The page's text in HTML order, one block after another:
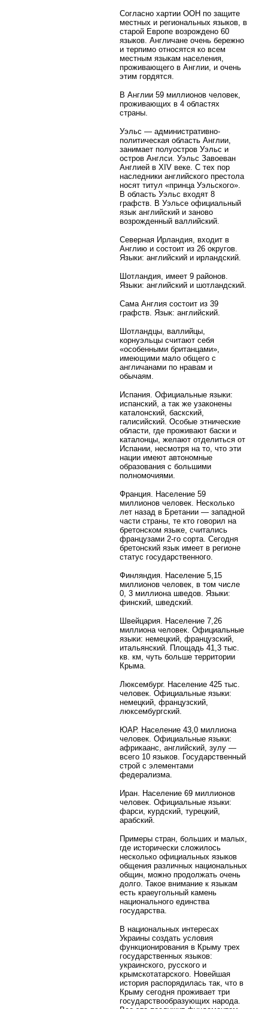
Согласно хартии ООН по защите
местных и региональных языков, в
старой Европе возрождено 60
языков. Англичане очень бережно
и терпимо относятся ко всем
местным языкам населения,
проживающего в Англии, и очень
этим гордятся.
В Англии 59 миллионов человек,
проживающих в 4 областях
страны.
Уэльс — административно-
политическая область Англии,
занимает полуостров Уэльс и
остров Англси. Уэльс Завоеван
Англией в XIV веке. С тех пор
наследники английского престола
носят титул «принца Уэльского».
В область Уэльс входят 8
графств. В Уэльсе официальный
язык английский и заново
возрожденный валлийский.
Северная Ирландия, входит в
Англию и состоит из 26 округов.
Языки: английский и ирландский.
Шотландия, имеет 9 районов.
Языки: английский и шотландский.
Сама Англия состоит из 39
графств. Язык: английский.
Шотландцы, валлийцы,
корнуэльцы считают себя
«особенными британцами»,
имеющими мало общего с
англичанами по нравам и
обычаям.
Испания. Официальные языки:
испанский, а так же узаконены
каталонский, баскский,
галисийский. Особые этнические
области, где проживают баски и
каталонцы, желают отделиться от
Испании, несмотря на то, что эти
нации имеют автономные
образования с большими
полномочиями.
Франция. Население 59
миллионов человек. Несколько
лет назад в Бретании — западной
части страны, те кто говорил на
бретонском языке, считались
французами 2-го сорта. Сегодня
бретонский язык имеет в регионе
статус государственного.
Финляндия. Население 5,15
миллионов человек, в том числе
0, 3 миллиона шведов. Языки:
финский, шведский.
Швейцария. Население 7,26
миллиона человек. Официальные
языки: немецкий, французский,
итальянский. Площадь 41,3 тыс.
кв. км, чуть больше территории
Крыма.
Люксембург. Население 425 тыс.
человек. Официальные языки:
немецкий, французский,
люксембургский.
ЮАР. Население 43,0 миллиона
человек. Официальные языки:
африкаанс, английский, зулу —
всего 10 языков. Государственный
строй с элементами
федерализма.
Иран. Население 69 миллионов
человек. Официальные языки:
фарси, курдский, турецкий,
арабский.
Примеры стран, больших и малых,
где исторически сложилось
несколько официальных языков
общения различных национальных
общин, можно продолжать очень
долго. Такое внимание к языкам
есть краеугольный камень
национального единства
государства.
В национальных интересах
Украины создать условия
функционирования в Крыму трех
государственных языков:
украинского, русского и
крымскотатарского. Новейшая
история распорядилась так, что в
Крыму сегодня проживает три
государствообразующих народа.